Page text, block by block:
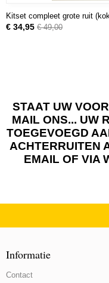
Kitset compleet grote ruit
€ 34,95 € 49,00
STAAT UW
MAIL ONS... UW
TOEGEVOEGD
ACHTERRUITEN
EMAIL OF VIA
Informatie
Contact